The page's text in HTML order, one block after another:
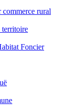
commerce rural
territoire
Foncier